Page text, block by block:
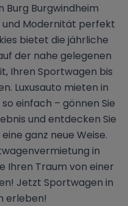
Burgwindheim
Modernität perfekt
bietet die jährliche
der nahe gelegenen
Ihren Sportwagen bis
Luxusauto mieten in
einfach – gönnen Sie
und entdecken Sie
ganz neue Weise.
in
Ihren Traum von einer
Jetzt Sportwagen in
erleben!